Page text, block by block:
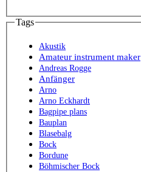
Tags
Akustik
Amateur instrument maker
Andreas Rogge
Anfänger
Arno
Arno Eckhardt
Bagpipe plans
Bauplan
Blasebalg
Bock
Bordune
Böhmischer Bock